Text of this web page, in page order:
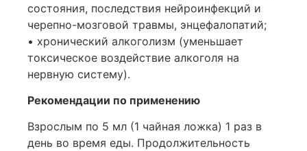
состояния, последствия нейроинфекций и
черепно-мозговой травмы, энцефалопатий;
• хронический алкоголизм (уменьшает
токсическое воздействие алкоголя на
нервную систему).
Рекомендации по применению
Взрослым по 5 мл (1 чайная ложка) 1 раз в
день во время еды. Продолжительность